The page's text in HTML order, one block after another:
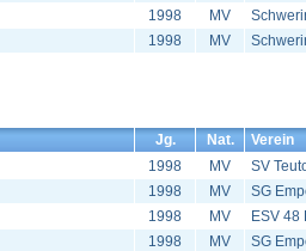
1998 MV
1998 MV
Jg. Nat.
Verein
1998 MV
SV
1998 MV
SG
1998 MV
ESV 48
1998 MV
SG